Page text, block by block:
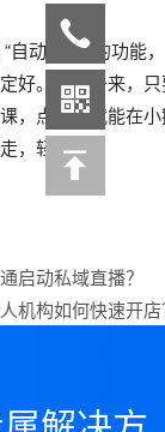
动发货” 的功能，
好。这样一来，
，点进去就能在
，轻松搞
启动私域直播？
机构如何快速开